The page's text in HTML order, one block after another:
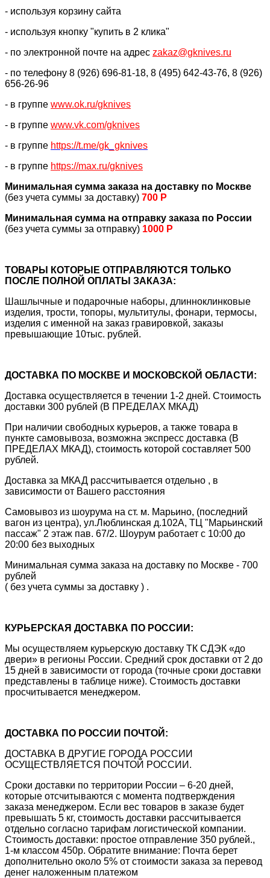
- используя корзину сайта
- используя кнопку "купить в 2 клика"
- по электронной почте на адрес zakaz@gknives.ru
- по телефону 8 (926) 696-81-18, 8 (495) 642-43-76, 8 (926)
656-26-96
- в группе www.ok.ru/gknives
- в группе www.vk.com/gknives
- в группе https://t.me/gk_gknives
- в группе https://max.ru/gknives
Минимальная сумма заказа на доставку по Москве
(без учета суммы за доставку) 700 Р
Минимальная сумма на отправку заказа по России
(без учета суммы за отправку) 1000 Р
ТОВАРЫ КОТОРЫЕ ОТПРАВЛЯЮТСЯ ТОЛЬКО
ПОСЛЕ ПОЛНОЙ ОПЛАТЫ ЗАКАЗА:
Шашлычные и подарочные наборы, длинноклинковые
изделия, трости, топоры, мультитулы, фонари, термосы,
изделия с именной на заказ гравировкой, заказы
превышающие 10тыс. рублей.
ДОСТАВКА ПО МОСКВЕ И МОСКОВСКОЙ ОБЛАСТИ:
Доставка осуществляется в течении 1-2 дней. Стоимость
доставки 300 рублей (В ПРЕДЕЛАХ МКАД)
При наличии свободных курьеров, а также товара в
пункте самовывоза, возможна экспресс доставка (В
ПРЕДЕЛАХ МКАД), стоимость которой составляет 500
рублей.
Доставка за МКАД рассчитывается отдельно , в
зависимости от Вашего расстояния
Самовывоз из шоурума на ст. м. Марьино, (последний
вагон из центра), ул.Люблинская д.102А, ТЦ "Марьинский
пассаж" 2 этаж пав. 67/2. Шоурум работает с 10:00 до
20:00 без выходных
Минимальная сумма заказа на доставку по Москве - 700
рублей
( без учета суммы за доставку ) .
КУРЬЕРСКАЯ ДОСТАВКА ПО РОССИИ:
Мы осуществляем курьерскую доставку ТК СДЭК «до
двери» в регионы России. Средний срок доставки от 2 до
15 дней в зависимости от города (точные сроки доставки
представлены в таблице ниже). Стоимость доставки
просчитывается менеджером.
ДОСТАВКА ПО РОССИИ ПОЧТОЙ:
ДОСТАВКА В ДРУГИЕ ГОРОДА РОССИИ
ОСУЩЕСТВЛЯЕТСЯ ПОЧТОЙ РОССИИ.
Сроки доставки по территории России – 6-20 дней,
которые отсчитываются с момента подтверждения
заказа менеджером. Если вес товаров в заказе будет
превышать 5 кг, стоимость доставки рассчитывается
отдельно согласно тарифам логистической компании.
Стоимость доставки: простое отправление 350 рублей.,
1-м классом 450р. Обратите внимание: Почта берет
дополнительно около 5% от стоимости заказа за перевод
денег наложенным платежом